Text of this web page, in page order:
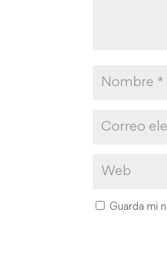
Guarda mi